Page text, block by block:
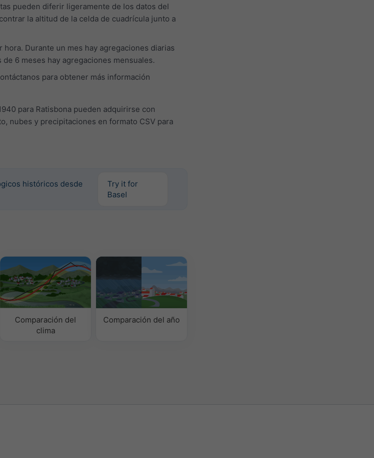
pueden diferir ligeramente de los datos del
la altitud de la celda de cuadrícula junto a
Durante un mes hay agregaciones diarias
6 meses hay agregaciones mensuales.
para obtener más información
para Ratisbona pueden adquirirse con
nubes y precipitaciones en formato CSV para
históricos desde
Try it for
Basel
Comparación del
clima
Comparación del año